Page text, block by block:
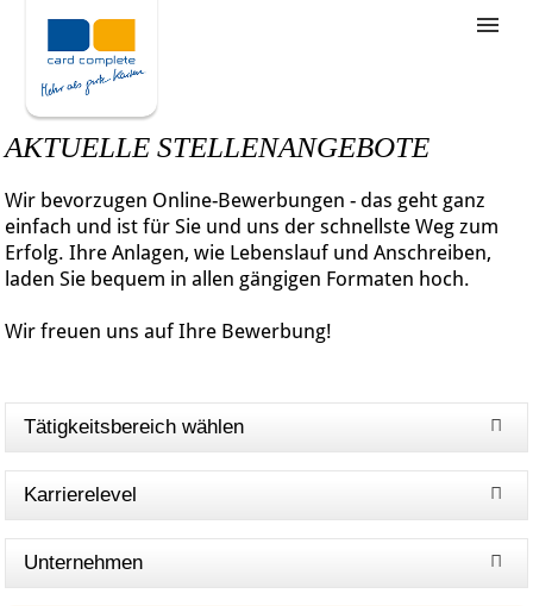
Stellenangebote
Unternehmensziele
Wie bewerbe ich mich
AKTUELLE STELLENANGEBOTE
Wir bevorzugen Online-Bewerbungen - das geht ganz
einfach und ist für Sie und uns der schnellste Weg zum
Erfolg. Ihre Anlagen, wie Lebenslauf und Anschreiben,
laden Sie bequem in allen gängigen Formaten hoch.
Wir freuen uns auf Ihre Bewerbung!
Tätigkeitsbereich wählen
Karrierelevel
Unternehmen